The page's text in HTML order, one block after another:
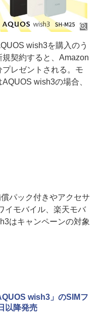
wish3を購入のう
契約すると、Amazon
レゼントされる。モ
wish3の場合、
パック付きやアクセサ
イモバイル、楽天モバ
はキャンペーンの対象
wish3」のSIMフ
以降発売